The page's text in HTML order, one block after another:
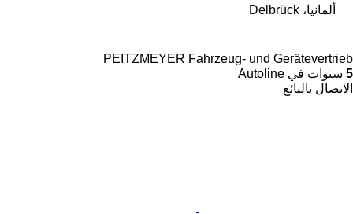
ألمانيا، Delbrück
PEITZMEYER Fahrzeug- und Gerätevertrieb
5 سنوات في Autoline
الاتصال بالبائع